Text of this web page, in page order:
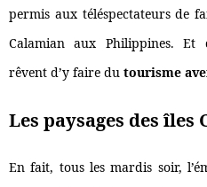
permis aux téléspectateurs de
Calamian aux Philippines. Et
rêvent d’y faire du tourisme
Les paysages des îles
En fait, tous les mardis soir,